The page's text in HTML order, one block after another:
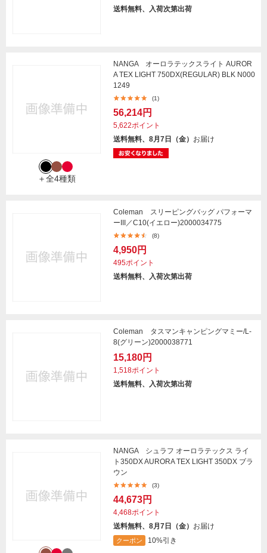
送料無料、入荷次第出荷
＋全4種類
NANGA オーロラテックスライト AUROR
A TEX LIGHT 750DX(REGULAR) BLK N000
1249
(1)
56,214円
5,622ポイント
送料無料、8月7日（金） お届け
Coleman スリーピングバッグ パフォーマ
ーIII／C10(イエロー)2000034775
(8)
4,950円
495ポイント
送料無料、入荷次第出荷
Coleman タスマンキャンピングマミー/L-
8(グリーン)2000038771
15,180円
1,518ポイント
送料無料、入荷次第出荷
NANGA シュラフ オーロラテックス ライ
ト350DX AURORA TEX LIGHT 350DX ブラ
ウン
(3)
44,673円
4,468ポイント
送料無料、8月7日（金） お届け
クーポン 10%引き